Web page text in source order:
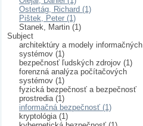
Ostertág, Richard (1)
Pištek, Peter (1)
Stanek, Martin (1)
Subject
architektúry a modely informačných
systémov (1)
bezpečnosť ľudských zdrojov (1)
forenzná analýza počítačových
systémov (1)
fyzická bezpečnosť a bezpečnosť
prostredia (1)
informačná bezpečnosť (1)
kryptológia (1)